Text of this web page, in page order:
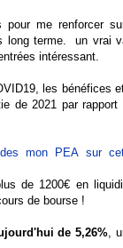
pour me renforcer
long terme. un vrai
intéressant.
les bénéfices
de 2021 par
mon PEA sur
de 1200€ en
de bourse !
de 5,26% ,